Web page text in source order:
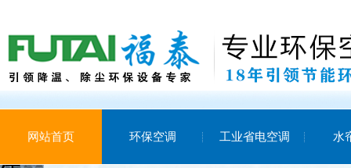
网站首页 环保空调 工业省电空调 水